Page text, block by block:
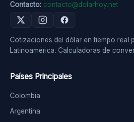
Contacto: contacto@dolarhoy.net
Cotizaciones del dólar en tiempo real
Latinoamérica. Calculadoras de
Países Principales
Colombia
Argentina